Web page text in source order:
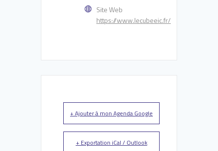
Site Web
https://www.lecubeeic.fr/
+ Ajouter à mon Agenda Google
+ Exportation iCal / Outlook